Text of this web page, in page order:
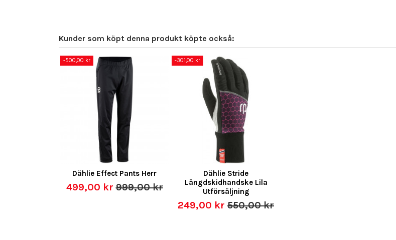
Kunder som köpt denna produkt köpte också:
-500,00 kr
Dählie Effect Pants Herr
499,00 kr999,00 kr
-301,00 kr
Dählie Stride
Längdskidhandske Lila
Utförsäljning
249,00 kr 550,00 kr